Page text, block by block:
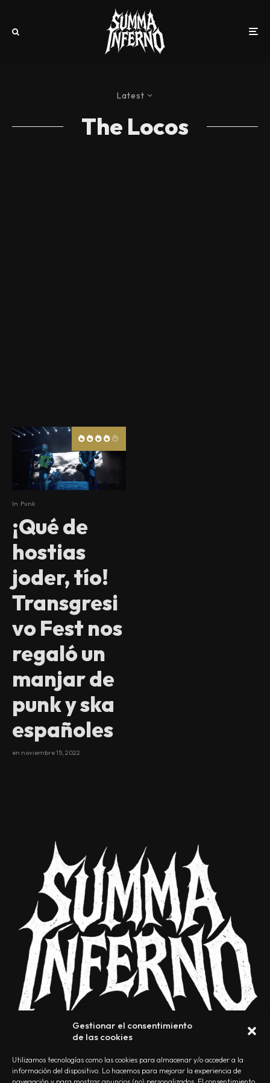
Gestionar el consentimiento
de las cookies
Utilizamos tecnologías como las cookies para almacenar y/o acceder a la
información del dispositivo. Lo hacemos para mejorar la experiencia de
Latest
The Locos
In Punk
¡Qué de
hostias
joder, tío!
Transgresi
vo Fest nos
regaló un
manjar de
punk y ska
españoles
en noviembre 15, 2022